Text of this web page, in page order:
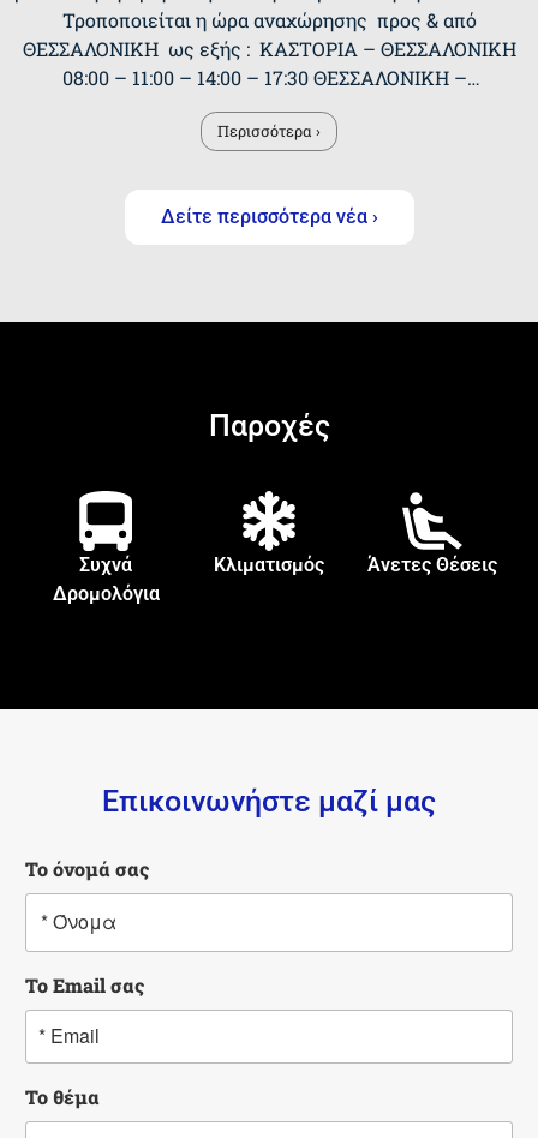
Τροποποιείται η ώρα αναχώρησης προς & από
ΘΕΣΣΑΛΟΝΙΚΗ ως εξής : ΚΑΣΤΟΡΙΑ – ΘΕΣΣΑΛΟΝΙΚΗ
08:00 – 11:00 – 14:00 – 17:30 ΘΕΣΣΑΛΟΝΙΚΗ –…
Περισσότερα ›
Δείτε περισσότερα νέα ›
Παροχές
Συχνά
Δρομολόγια
Κλιματισμός Άνετες Θέσεις
Επικοινωνήστε μαζί μας
Το όνομά σας
Το Email σας
Το θέμα